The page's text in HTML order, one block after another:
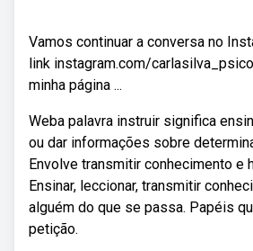
Vamos continuar a conversa no
link instagram.com/
minha página ...
Weba palavra instruir significa
ou dar informações sobre
Envolve transmitir conhecimento e
Ensinar, leccionar, transmitir
alguém do que se passa. Papéis
petição.